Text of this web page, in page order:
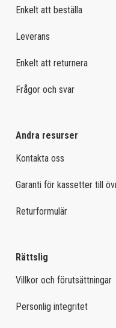
Enkelt att beställa
Leverans
Enkelt att returnera
Frågor och svar
Andra resurser
Kontakta oss
Garanti för kassetter till
Returformulär
Rättslig
Villkor och förutsättningar
Personlig integritet